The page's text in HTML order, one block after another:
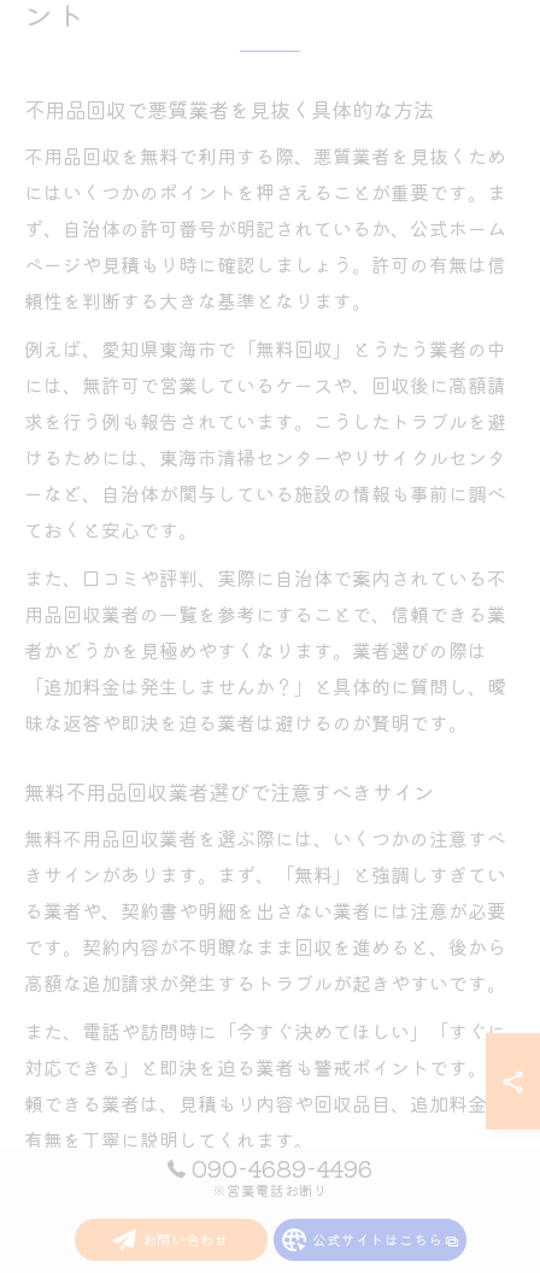
ント
不用品回収で悪質業者を見抜く具体的な方法
不用品回収を無料で利用する際、悪質業者を見抜くため
にはいくつかのポイントを押さえることが重要です。ま
ず、自治体の許可番号が明記されているか、公式ホーム
ページや見積もり時に確認しましょう。許可の有無は信
頼性を判断する大きな基準となります。
例えば、愛知県東海市で「無料回収」とうたう業者の中
には、無許可で営業しているケースや、回収後に高額請
求を行う例も報告されています。こうしたトラブルを避
けるためには、東海市清掃センターやリサイクルセンタ
ーなど、自治体が関与している施設の情報も事前に調べ
ておくと安心です。
また、口コミや評判、実際に自治体で案内されている不
用品回収業者の一覧を参考にすることで、信頼できる業
者かどうかを見極めやすくなります。業者選びの際は
「追加料金は発生しませんか？」と具体的に質問し、曖
昧な返答や即決を迫る業者は避けるのが賢明です。
無料不用品回収業者選びで注意すべきサイン
無料不用品回収業者を選ぶ際には、いくつかの注意すべ
きサインがあります。まず、「無料」と強調しすぎてい
る業者や、契約書や明細を出さない業者には注意が必要
です。契約内容が不明瞭なまま回収を進めると、後から
高額な追加請求が発生するトラブルが起きやすいです。
また、電話や訪問時に「今すぐ決めてほしい」「すぐに
対応できる」と即決を迫る業者も警戒ポイントです。信
頼できる業者は、見積もり内容や回収品目、追加料金の
有無を丁寧に説明してくれます。
特に東海市内で「東海市 リサイクルセンター 持ち込み」
や「東海市 ゴミ 持ち込み」などの公的サービスと比較検
討しながら、業者の説明に一貫性があるか、実際の利用
090-4689-4496
※営業電話お断り
お問い合わせ 公式サイトはこちら